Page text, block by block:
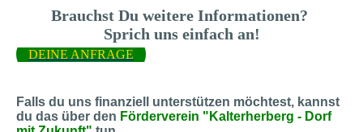
Brauchst Du weitere Informationen?
Sprich uns einfach an!
DEINE ANFRAGE
Falls du uns finanziell unterstützen möchtest, kannst
du das über den Förderverein "Kalterherberg - Dorf